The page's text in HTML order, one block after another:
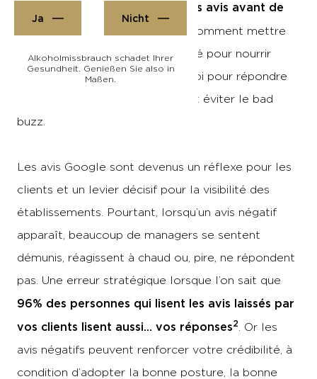
Ja Nicht
Alkoholmissbrauch schadet Ihrer
Gesundheit. Genießen Sie also in
Maßen.
9 Français sur 10 consultent des avis avant de
, comment mettre
toutes les chances de votre côté pour nourrir
votre réputation ? Mode d’emploi pour répondre
efficacement aux avis négatifs et éviter le bad
buzz.
Les avis Google sont devenus un réflexe pour les
clients et un levier décisif pour la visibilité des
établissements. Pourtant, lorsqu’un avis négatif
apparaît, beaucoup de managers se sentent
démunis, réagissent à chaud ou, pire, ne répondent
pas. Une erreur stratégique lorsque l’on sait que
96% des personnes qui lisent les avis laissés par
vos clients lisent aussi… vos réponses2
. Or les
avis négatifs peuvent renforcer votre crédibilité, à
condition d’adopter la bonne posture, la bonne